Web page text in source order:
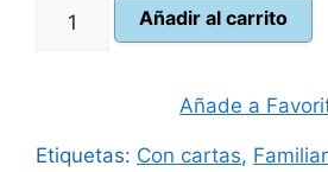
era:
Añadir al carrito
Añade a
Etiquetas: Con cartas,